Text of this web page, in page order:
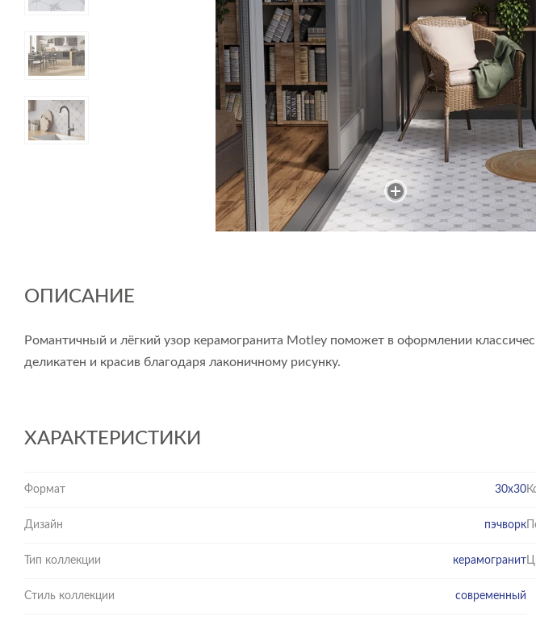
ОПИСАНИЕ
Романтичный и лёгкий узор керамогранита Motley поможет в оформлении
деликатен и красив благодаря лаконичному рисунку.
ХАРАКТЕРИСТИКИ
Формат 30x30
Дизайн пэчворк
Тип коллекции керамогранит
Стиль коллекции современный